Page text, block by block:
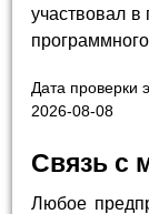
участвовал в
Дата проверки
2026-08-08
Связь с
Любое